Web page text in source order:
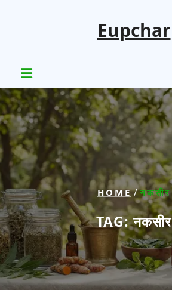
Eupchar
HOME/नकसीर
TAG:नकसीर